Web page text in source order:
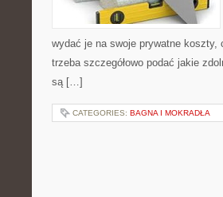
wydać je na swoje prywatne koszty,
trzeba szczegółowo podać jakie
są […]
CATEGORIES: BAGNA I MOKRADŁA